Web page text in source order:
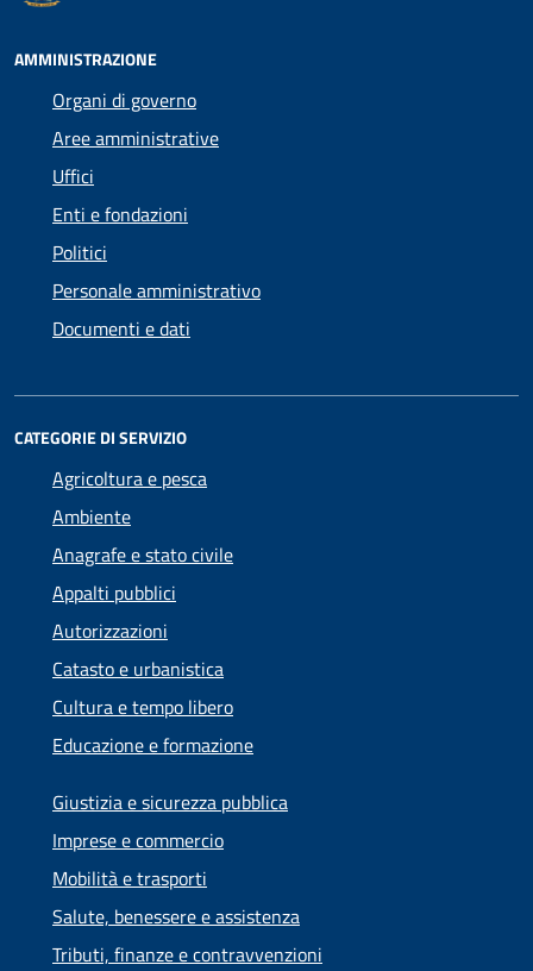
AMMINISTRAZIONE
Organi di governo
Aree amministrative
Uffici
Enti e fondazioni
Politici
Personale amministrativo
Documenti e dati
CATEGORIE DI SERVIZIO
Agricoltura e pesca
Ambiente
Anagrafe e stato civile
Appalti pubblici
Autorizzazioni
Catasto e urbanistica
Cultura e tempo libero
Educazione e formazione
Giustizia e sicurezza pubblica
Imprese e commercio
Mobilità e trasporti
Salute, benessere e assistenza
Tributi, finanze e contravvenzioni